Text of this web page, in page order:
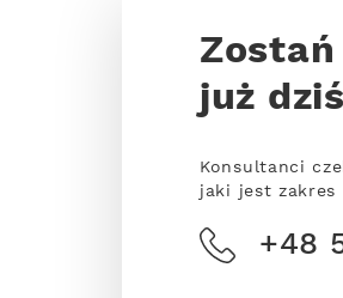
już
Konsultanci
jaki jest zakres
+48